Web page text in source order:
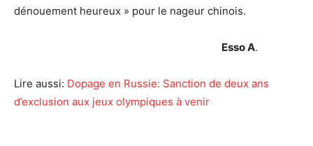
dénouement heureux » pour le nageur chinois.
Esso A.
Lire aussi: Dopage en Russie: Sanction de deux ans
d’exclusion aux jeux olympiques à venir